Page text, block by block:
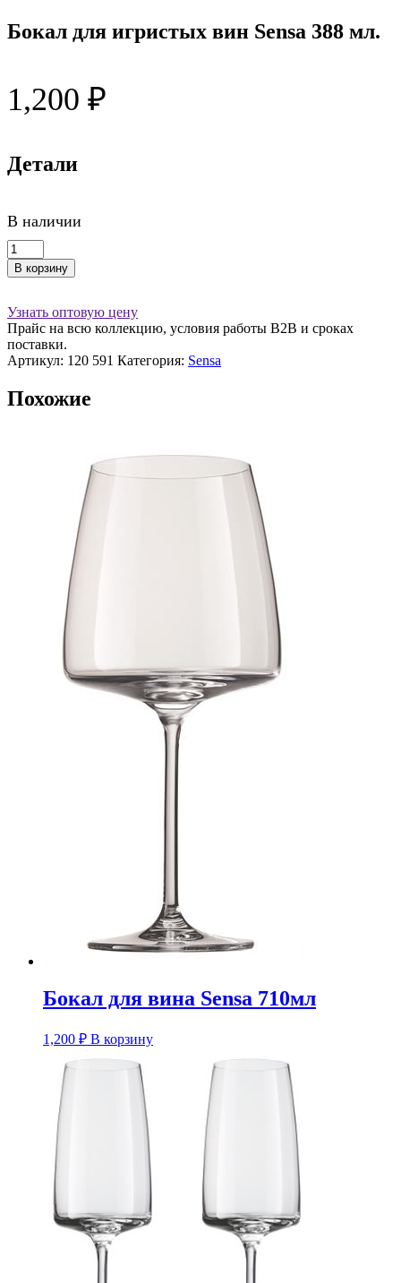
Бокал для игристых вин Sensa 388 мл.
1,200 ₽
Детали
В наличии
Количество
товара
Бокал
игристых
вин
Sensa
388
В корзину
Узнать оптовую цену
Прайс на всю коллекцию, условия работы В2В и сроках
поставки.
Артикул: 120 591 Категория: Sensa
Похожие
Бокал для вина Sensa 710мл
1,200 ₽ В корзину